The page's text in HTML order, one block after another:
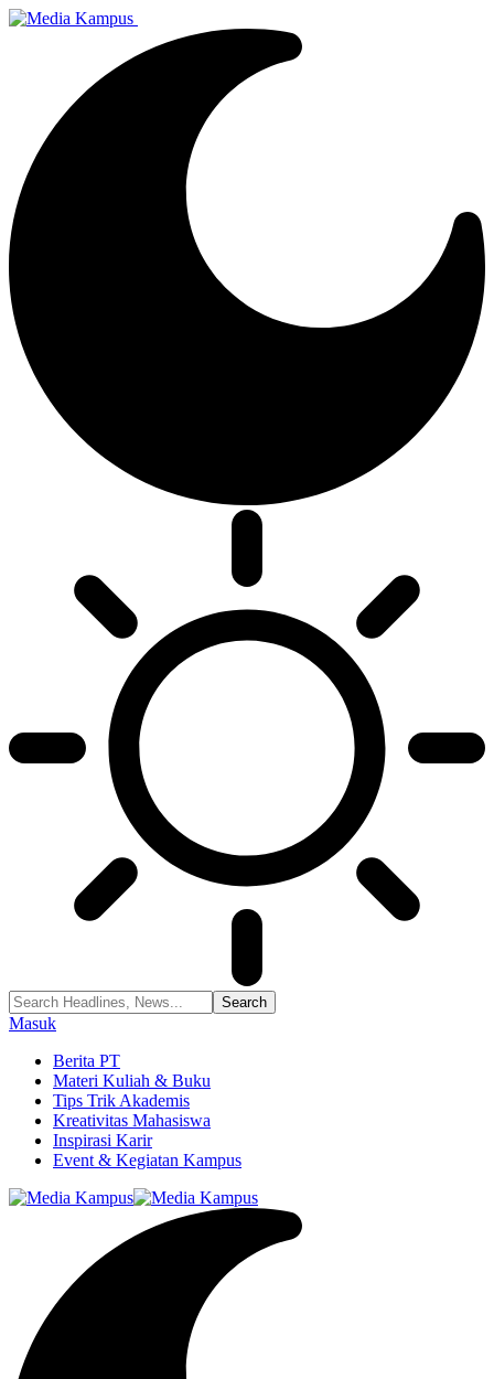
Masuk
Berita PT
Materi Kuliah & Buku
Tips Trik Akademis
Kreativitas Mahasiswa
Inspirasi Karir
Event & Kegiatan Kampus